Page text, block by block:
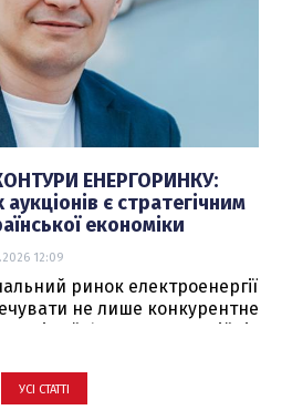
ЕНЕРГОРИНКУ:
є стратегічним
економіки
12:09
ринок електроенергії
не лише конкурентне
виробництва або великого
можливість
УСІ СТАТТІ